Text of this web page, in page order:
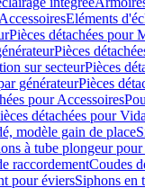
AccessoiresEléments
Pièces détachées pour
Pièces
sur secteurPièces
générateurPièces
pour Accessoires
détachées pour
modèle gain de place
à tube plongeur
raccordementCoudes
pour éviersSiphons en